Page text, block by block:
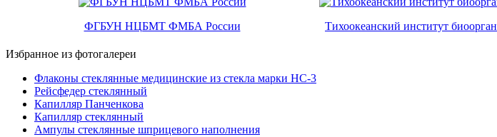
ФГБУН НЦБМТ ФМБА России Тихоокеанский институт
Избранное из фотогалереи
Флаконы стеклянные медицинские из стекла марки НС-3
Рейсфедер стеклянный
Капилляр Панченкова
Капилляр стеклянный
Ампулы стеклянные шприцевого наполнения